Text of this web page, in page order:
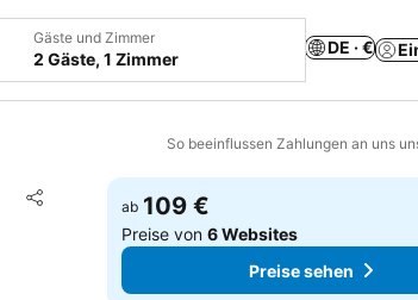
Gäste und Zimmer
2 Gäste, 1 Zimmer
DE · €
So beeinflussen Zahlungen an uns
Teilen
Zu Favoriten hinzufügen
ab 109 €
Preise von6 Websites
Preise sehen